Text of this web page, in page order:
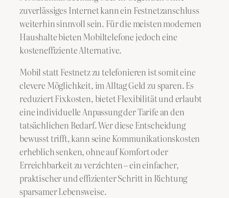
zuverlässiges Internet kann ein Festnetzanschluss
weiterhin sinnvoll sein. Für die meisten modernen
Haushalte bieten Mobiltelefone jedoch eine
kosteneffiziente Alternative.
Mobil statt Festnetz zu telefonieren ist somit eine
clevere Möglichkeit, im Alltag Geld zu sparen. Es
reduziert Fixkosten, bietet Flexibilität und erlaubt
eine individuelle Anpassung der Tarife an den
tatsächlichen Bedarf. Wer diese Entscheidung
bewusst trifft, kann seine Kommunikationskosten
erheblich senken, ohne auf Komfort oder
Erreichbarkeit zu verzichten – ein einfacher,
praktischer und effizienter Schritt in Richtung
sparsamer Lebensweise.